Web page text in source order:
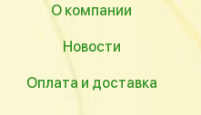
О компании
Новости
Оплата и доставка